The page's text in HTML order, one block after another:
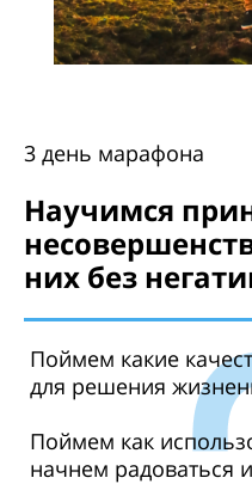
3 день марафона
Научимся
них без
Поймем какие
для решения
Поймем как
начнем радоваться